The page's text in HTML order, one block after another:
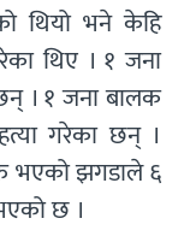
थियो भने केहि
थिए । १ जना
। १ जना बालक
गरेका छन् ।
भएको झगडाले ६
छ ।